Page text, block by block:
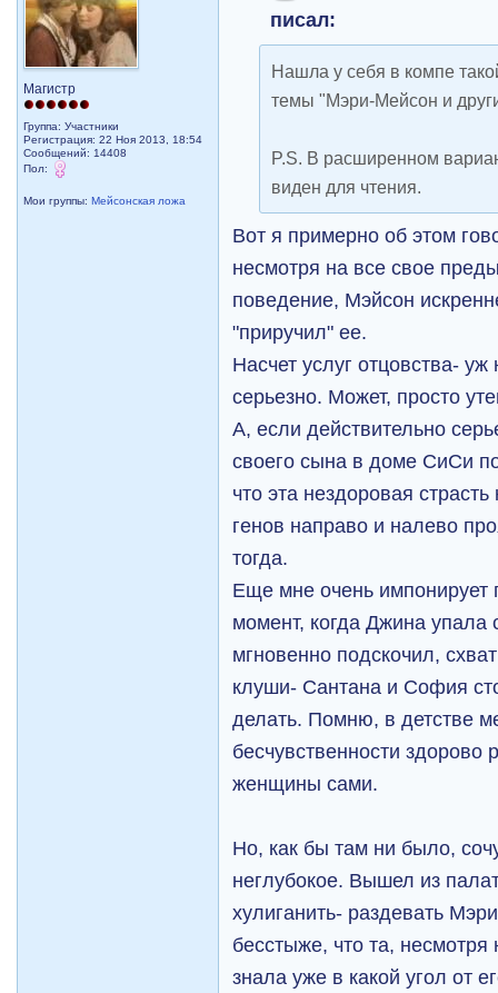
Магистр
Группа: Участники
Регистрация: 22 Ноя 2013, 18:54
Сообщений: 14408
Пол:
Мои группы:Мейсонская ложа
писал:
Нашла у себя в компе
темы "Мэри-Мейсон и
P.S. В расширенном
виден для чтения.
Вот я примерно об этом
несмотря на все свое
поведение, Мэйсон
"приручил" ее.
Насчет услуг отцовства-
серьезно. Может, просто
А, если действительно
своего сына в доме СиСи
что эта нездоровая
генов направо и налево
тогда.
Еще мне очень импонирует
момент, когда Джина упала
мгновенно подскочил,
клуши- Сантана и София
делать. Помню, в детстве
бесчувственности здорово
женщины сами.
Но, как бы там ни было,
неглубокое. Вышел из
хулиганить- раздевать
бесстыже, что та,
знала уже в какой угол от